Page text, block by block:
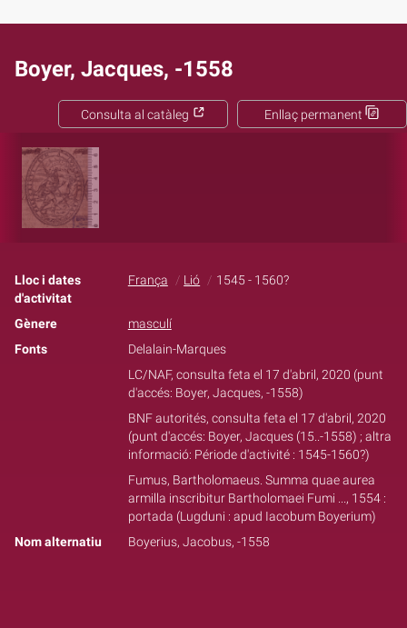
Boyer, Jacques, -1558
Enllaç permanent
Consulta al catàleg
Lloc i dates
d'activitat
França Lió 1545 - 1560?
Gènere
masculí
Fonts
Delalain-Marques
LC/NAF, consulta feta el 17 d'abril, 2020 (punt
d'accés: Boyer, Jacques, -1558)
BNF autorités, consulta feta el 17 d'abril, 2020
(punt d'accés: Boyer, Jacques (15..-1558) ; altra
informació: Période d'activité : 1545-1560?)
Fumus, Bartholomaeus. Summa quae aurea
armilla inscribitur Bartholomaei Fumi ..., 1554 :
portada (Lugduni : apud Iacobum Boyerium)
Nom alternatiu
Boyerius, Jacobus, -1558